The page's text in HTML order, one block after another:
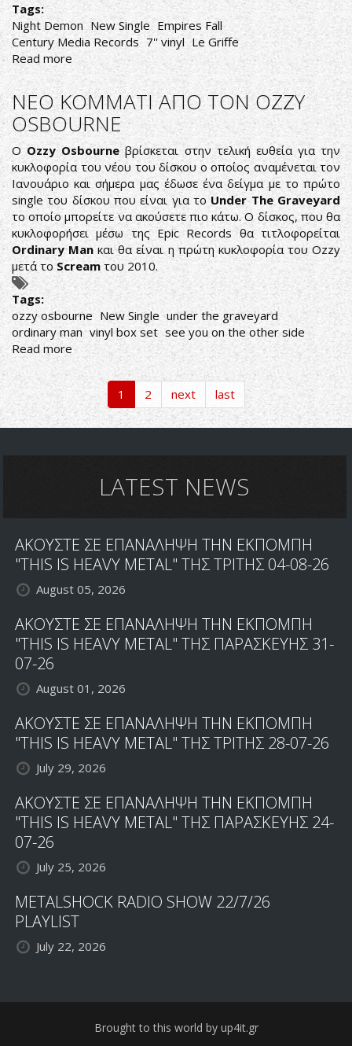
Tags:
Night Demon New Single Empires Fall
Century Media Records 7'' vinyl Le Griffe
Read more about
NIGHT
DEMON:
ΚΥΚΛΟΦΟΡΟΥΝ
ΝΕΟ
SINGLE
ΝΕΟ ΚΟΜΜΑΤΙ ΑΠΟ ΤΟΝ OZZY
OSBOURNE
Ο Ozzy Osbourne βρίσκεται στην τελική ευθεία για την
κυκλοφορία του νέου του δίσκου ο οποίος αναμένεται τον
Ιανουάριο και σήμερα μας έδωσε ένα δείγμα με το πρώτο
single του δίσκου που είναι για το Under The Graveyard
το οποίο μπορείτε να ακούσετε πιο κάτω. Ο δίσκος, που θα
κυκλοφορήσει μέσω της Epic Records θα τιτλοφορείται
Ordinary Man και θα είναι η πρώτη κυκλοφορία του Ozzy
μετά τοScream του 2010.
Tags:
ozzy osbourne New Single under the graveyard
ordinary man vinyl box set see you on the other side
Read moreabout
ΝΕΟ
ΚΟΜΜΑΤΙ
ΑΠΟ
ΤΟΝ
OZZY
1 2 next last
LATEST NEWS
ΑΚΟΥΣΤΕ ΣΕ ΕΠΑΝΑΛΗΨΗ ΤΗΝ ΕΚΠΟΜΠΗ
"THIS IS HEAVY METAL" ΤΗΣ ΤΡΙΤΗΣ 04-08-26
August 05, 2026
ΑΚΟΥΣΤΕ ΣΕ ΕΠΑΝΑΛΗΨΗ ΤΗΝ ΕΚΠΟΜΠΗ
"THIS IS HEAVY METAL" ΤΗΣ ΠΑΡΑΣΚΕΥΗΣ 31-
07-26
August 01, 2026
ΑΚΟΥΣΤΕ ΣΕ ΕΠΑΝΑΛΗΨΗ ΤΗΝ ΕΚΠΟΜΠΗ
"THIS IS HEAVY METAL" ΤΗΣ ΤΡΙΤΗΣ 28-07-26
July 29, 2026
ΑΚΟΥΣΤΕ ΣΕ ΕΠΑΝΑΛΗΨΗ ΤΗΝ ΕΚΠΟΜΠΗ
"THIS IS HEAVY METAL" ΤΗΣ ΠΑΡΑΣΚΕΥΗΣ 24-
07-26
July 25, 2026
METALSHOCK RADIO SHOW 22/7/26
PLAYLIST
July 22, 2026
Brought to this world by up4it.gr